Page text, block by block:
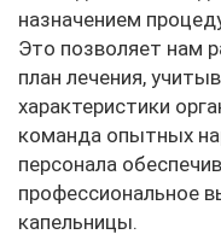
назначением
Это позволяет нам
план лечения,
характеристики
команда опытных
персонала
профессиональное
капельницы.